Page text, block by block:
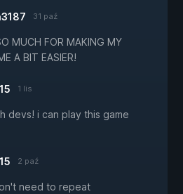
31 paź
MUCH FOR MAKING MY
A BIT EASIER!
1 lis
devs! i can play this game
2 paź
need to repeat